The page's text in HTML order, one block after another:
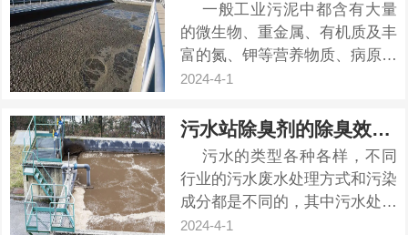
进入填埋场的雨雪水及其他水
分，扣除垃圾、覆土层的饱和持
水量，...
一般工业污泥中都含有大量
的微生物、重金属、有机质及丰
富的氮、钾等营养物质、病原微
生物和有机物等。能生产出大量
醚等有毒气体。严重影响环境和
人类的生活健康。如果让污泥裸
露在生活中会造成很大的危害，
对大气的污染也是影响的，如果
时间...
2024-4-1
污水站除臭剂的除臭效果怎样？
污水的类型各种各样，不同
行业的污水废水处理方式和污染
成分都是不同的，其中污水处理
的污水站是问题较为复杂的，污
2024-4-1